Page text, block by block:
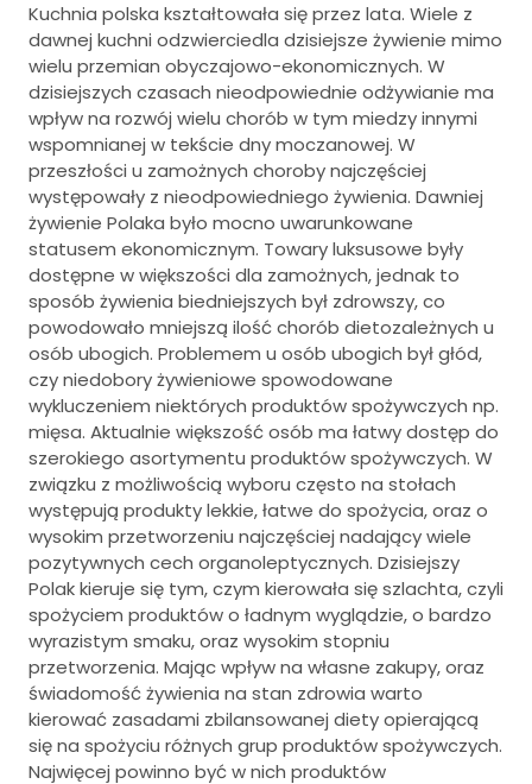
Kuchnia polska kształtowała się przez lata. Wiele z
dawnej kuchni odzwierciedla dzisiejsze żywienie mimo
wielu przemian obyczajowo-ekonomicznych. W
dzisiejszych czasach nieodpowiednie odżywianie ma
wpływ na rozwój wielu chorób w tym miedzy innymi
wspomnianej w tekście dny moczanowej. W
przeszłości u zamożnych choroby najczęściej
występowały z nieodpowiedniego żywienia. Dawniej
żywienie Polaka było mocno uwarunkowane
statusem ekonomicznym. Towary luksusowe były
dostępne w większości dla zamożnych, jednak to
sposób żywienia biedniejszych był zdrowszy, co
powodowało mniejszą ilość chorób dietozależnych u
osób ubogich. Problemem u osób ubogich był głód,
czy niedobory żywieniowe spowodowane
wykluczeniem niektórych produktów spożywczych np.
mięsa. Aktualnie większość osób ma łatwy dostęp do
szerokiego asortymentu produktów spożywczych. W
związku z możliwością wyboru często na stołach
występują produkty lekkie, łatwe do spożycia, oraz o
wysokim przetworzeniu najczęściej nadający wiele
pozytywnych cech organoleptycznych. Dzisiejszy
Polak kieruje się tym, czym kierowała się szlachta, czyli
spożyciem produktów o ładnym wyglądzie, o bardzo
wyrazistym smaku, oraz wysokim stopniu
przetworzenia. Mając wpływ na własne zakupy, oraz
świadomość żywienia na stan zdrowia warto
kierować zasadami zbilansowanej diety opierającą
się na spożyciu różnych grup produktów spożywczych.
Najwięcej powinno być w nich produktów